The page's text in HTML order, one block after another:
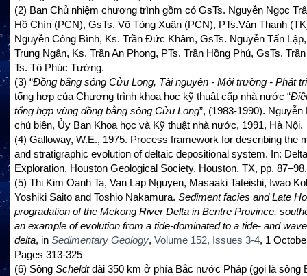
(2) Ban Chủ nhiệm chương trình gồm có GsTs. Nguyễn Ngọc
Hồ Chín (PCN), GsTs. Võ Tòng Xuân (PCN), PTs.Văn Thanh
Nguyễn Công Bình, Ks. Trần Đức Khâm, GsTs. Nguyễn Tấn
Trung Ngân, Ks. Trần An Phong, PTs. Trần Hồng Phú, GsTs.
Ts. Tô Phúc Tường.
(3) “Đồng bằng sông Cửu Long, Tài nguyên - Môi trường - Phát
tổng hợp của Chương trình khoa học kỹ thuật cấp nhà nước “
tổng hợp vùng đồng bằng sông Cửu Long”, (1983-1990). Nguyễn
chủ biên, Ủy Ban Khoa học và Kỹ thuật nhà nước, 1991, Hà Nội.
(4) Galloway, W.E., 1975. Process framework for describing the
and stratigraphic evolution of deltaic depositional system. In:
Exploration, Houston Geological Society, Houston, TX, pp. 87–98.
(5) Thi Kim Oanh Ta, Van Lap Nguyen, Masaaki Tateishi, Iwao
Yoshiki Saito and Toshio Nakamura. Sediment facies and Late
progradation of the Mekong River Delta in Bentre Province,
an example of evolution from a tide-dominated to a tide- and
delta, in Sedimentary Geology, Volume 152, Issues 3-4, 1
Pages 313-325
(6) Sông Scheldtdài 350 km ở phía Bắc nước Pháp (gọi là sông